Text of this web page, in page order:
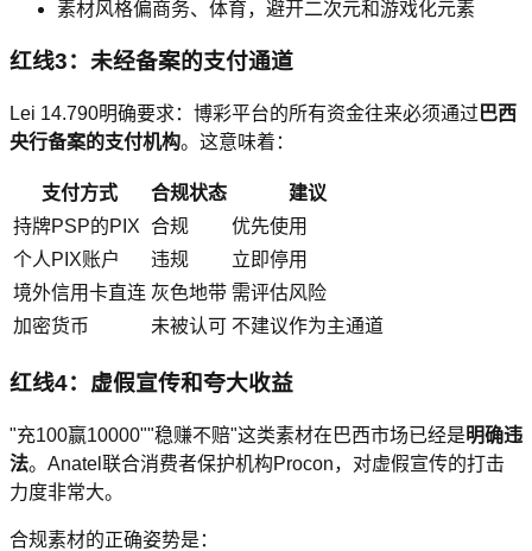
素材风格偏商务、体育，避开二次元和游戏化元素
红线3：未经备案的支付通道
Lei 14.790明确要求：博彩平台的所有资金往来必须通过 巴西
央行备案的支付机构。这意味着：
支付方式 合规状态
建议
持牌PSP的PIX 合规
优先使用
个人PIX账户
违规
立即停用
境外信用卡直连 灰色地带 需评估风险
加密货币
未被认可 不建议作为主通道
红线4：虚假宣传和夸大收益
"充100赢10000""稳赚不赔"这类素材在巴西市场已经是明确违
法。Anatel联合消费者保护机构Procon，对虚假宣传的打击
力度非常大。
合规素材的正确姿势是：